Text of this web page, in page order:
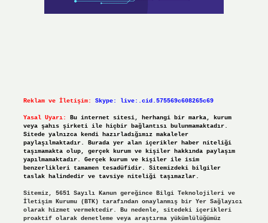
Reklam ve İletişim: Skype: live:.cid.575569c608265c69
Yasal Uyarı:
Bu internet sitesi, herhangi bir marka, kurum
veya şahıs şirketi ile hiçbir bağlantısı bulunmamaktadır.
Sitede yalnızca kendi hazırladığımız makaleler
paylaşılmaktadır. Burada yer alan içerikler haber niteliği
taşımamakta olup, gerçek kurum ve kişiler hakkında paylaşım
yapılmamaktadır. Gerçek kurum ve kişiler ile isim
benzerlikleri tamamen tesadüfidir. Sitemizdeki bilgiler
taslak halindedir ve tavsiye niteliği taşımazlar.
Sitemiz, 5651 Sayılı Kanun gereğince Bilgi Teknolojileri ve
İletişim Kurumu (BTK) tarafından onaylanmış bir Yer Sağlayıcı
olarak hizmet vermektedir. Bu nedenle, sitedeki içerikleri
proaktif olarak denetleme veya araştırma yükümlülüğümüz